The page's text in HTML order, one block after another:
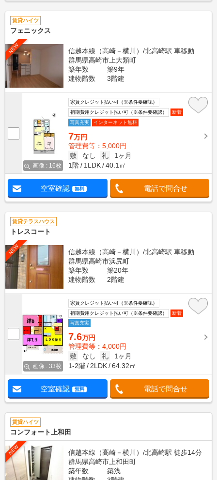
賃貸ハイツ
フェニックス
NEW
信越本線（高崎－横川）/北高崎駅 車移動
群馬県高崎市上大類町
築年数
築9年
建物階数
3階建
画像 : 16枚
家賃クレジット払い可（※条件要確認）
初期費用クレジット払い可（※条件要確認）
新着
写真充実
インターネット無料
7万円
管理費等：5,000円
敷
なし 礼
1ヶ月
1階
1LDK 40.1㎡
空室確認 無料 電話で問合せ
賃貸テラスハウス
トレスコート
NEW
信越本線（高崎－横川）/北高崎駅 車移動
群馬県高崎市浜尻町
築年数
築20年
建物階数
2階建
画像 : 33枚
家賃クレジット払い可（※条件要確認）
初期費用クレジット払い可（※条件要確認）
新着
写真充実
7.6万円
管理費等：4,000円
敷
なし 礼
1ヶ月
1-2階
2LDK 64.32㎡
空室確認 無料 電話で問合せ
賃貸ハイツ
コンフォート上和田
NEW
信越本線（高崎－横川）/北高崎駅 徒歩14分
群馬県高崎市上和田町
築年数
築浅